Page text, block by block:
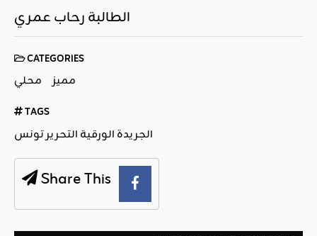
الطالبة رحاب عمري
CATEGORIES
محلي مميز
TAGS
الجريدة الورقية التحرير تونس
Share This